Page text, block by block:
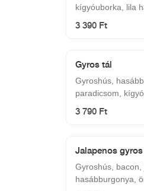
kígyóuborka, lila
3 390 Ft
Gyros tál
Gyroshús,
paradicsom,
3 790 Ft
Jalapenos
Gyroshús, bacon,
hasábburgonya,